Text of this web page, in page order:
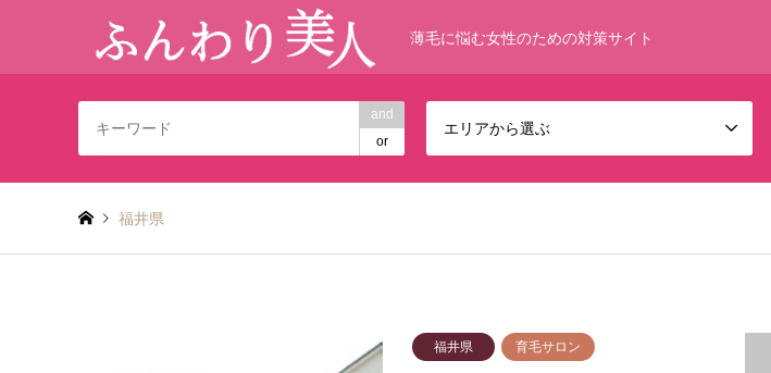
薄毛に悩む女性のための対策サイト
and
or
エリアから選ぶ
福井県
福井県 育毛サロン